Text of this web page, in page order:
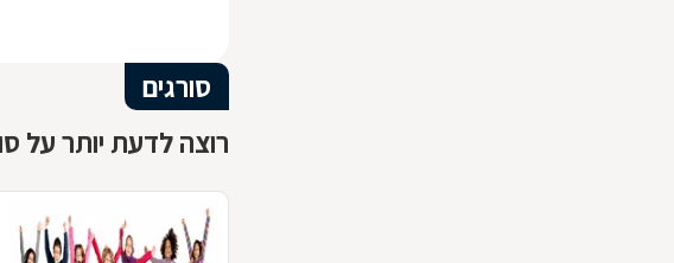
סורגים
רוצה לדעת יותר על